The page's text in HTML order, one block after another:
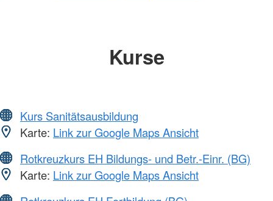
Kurse
Kurs Sanitätsausbildung
Karte: Link zur Google Maps Ansicht
Rotkreuzkurs EH Bildungs- und Betr.-Einr. (BG)
Karte: Link zur Google Maps Ansicht